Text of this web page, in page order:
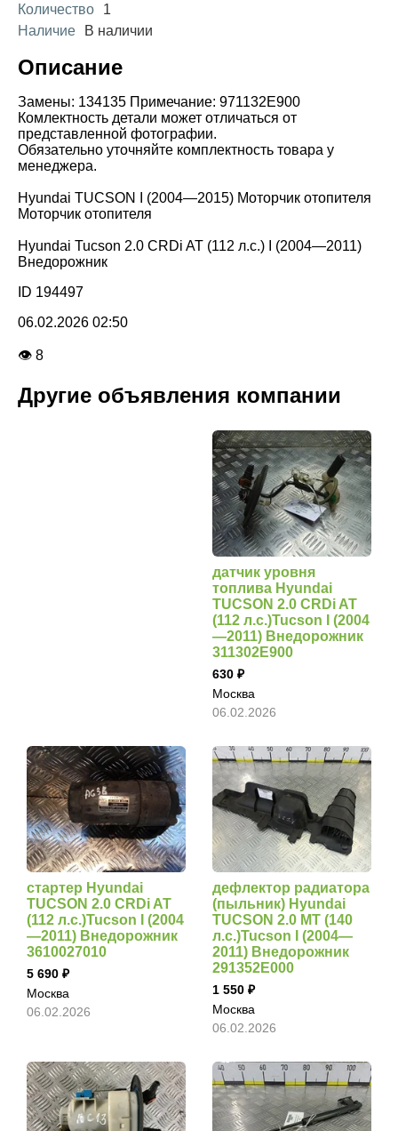
Количество
1
Наличие
В наличии
Описание
Замены: 134135 Примечание: 971132E900
Комлектность детали может отличаться от
представленной фотографии.
Обязательно уточняйте комплектность товара у
менеджера.
Hyundai TUCSON I (2004—2015) Моторчик отопителя
Моторчик отопителя
Hyundai Tucson 2.0 CRDi AT (112 л.с.) I (2004—2011)
Внедорожник
ID 194497
06.02.2026 02:50
👁 8
Другие объявления компании
датчик уровня
топлива Hyundai
TUCSON 2.0 CRDi AT
(112 л.с.)Tucson I (2004
—2011) Внедорожник
311302E900
630
Москва
06.02.2026
стартер Hyundai
TUCSON 2.0 CRDi AT
(112 л.с.)Tucson I (2004
—2011) Внедорожник
3610027010
5 690
Москва
06.02.2026
дефлектор радиатора
(пыльник) Hyundai
TUCSON 2.0 MT (140
л.с.)Tucson I (2004—
2011) Внедорожник
291352E000
1 550
Москва
06.02.2026